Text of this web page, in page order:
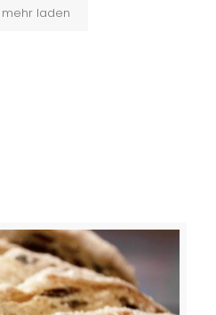
mehr laden